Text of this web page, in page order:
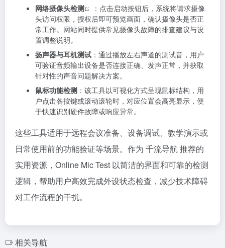
网络摄像头检测
：点击启动按钮后，系统将请求摄像
头访问权限，授权后即可预览画面，确认摄像头是否正
常工作。网站同时提供常见摄像头故障的排查建议与设
置调整说明。
扬声器与耳机测试 ：通过播放左右声道的测试音，用户
可验证音频输出设备是否连接正确、发声正常，并获取
针对性的声音问题解决方案。
鼠标功能检测 ：该工具以可视化方式呈现鼠标结构，用
户点击各按键或滚动滚轮时，对应位置会高亮显示，便
于快速识别硬件故障或响应异常。
这些工具适用于远程会议准备、设备调试、教学演示或
日常使用前的功能验证等场景。作为 千流导航 推荐的
实用资源，Online Mic Test 以简洁的界面和可靠的检测
逻辑，帮助用户高效完成外设状态检查，减少技术障碍
对工作流程的干扰。
相关导航